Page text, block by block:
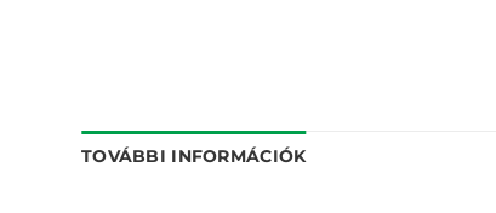
TOVÁBBI INFORMÁCIÓK